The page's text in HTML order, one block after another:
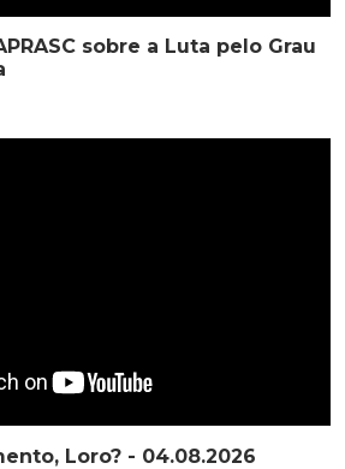
sobre a Luta pelo Grau
Loro? - 04.08.2026